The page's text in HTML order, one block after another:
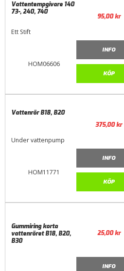
HOM06606
Vattentempgivare 140
73-, 240, 740
Ett Stift
95,00kr
INFO
KÖP
HOM11771
Vattenrör B18, B20
Under vattenpump
375,00kr
INFO
KÖP
Gummiring korta
vattenröret B18, B20,
B30
25,00kr
INFO